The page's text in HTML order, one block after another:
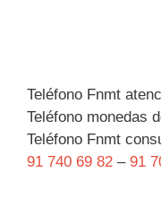
Teléfono Fnmt
Teléfono monedas
Teléfono Fnmt
91 740 69 82 – 91